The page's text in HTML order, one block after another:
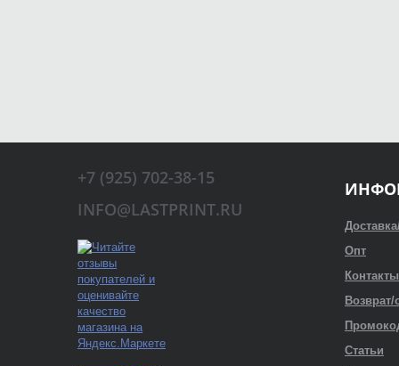
+7 (925) 702-38-15
INFO@LASTPRINT.RU
Опт
Контакты
Статьи